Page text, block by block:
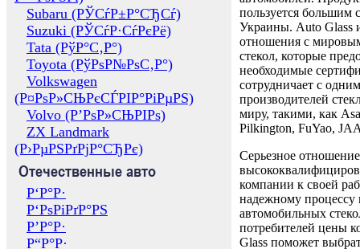
Subaru (РЎСѓР±Р°СЂСѓ)
Suzuki (РЎСѓР·СѓРєРё)
Tata (РўР°С‚Р°)
Toyota (РўРѕР№РѕС‚Р°)
Volkswagen
(Р¤РѕР»СЊРєСЃРІР°РіРµРЅ)
Volvo (Р’РѕР»СЊРІРѕ)
ZX Landmark
(Р›РµРЅРґРјР°СЂРє)
Отечественные авто
Р‘Р°Р·
Р‘РѕРіРґР°РЅ
Р’Р°Р·
Р“Р°Р·
пользуется большим
Украины. Auto Glass
отношения с
стекол, которые
необходимые
сотрудничает с
производителей
миру, такими, как
Pilkington, FuYao,
Серьезное отношение
компании к своей
надежному процессу
автомобильных
потребителей цены
Glass поможет